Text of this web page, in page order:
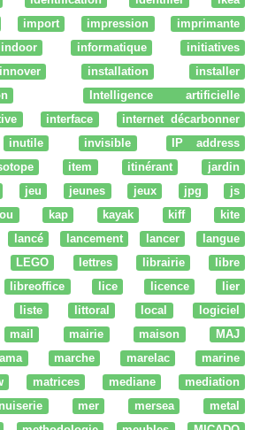
import impression
imprimante
indoor informatique
initiatives
innover installation
installer
Intelligence artificielle
interface
internet décarbonner
inutile invisible
IP address
item itinérant
jardin
jeu jeunes jeux jpg
js
kap kayak kiff
kite
lancé lancement lancer
langue
LEGO lettres librairie
libre
libreoffice lice licence
lier
liste littoral local
logiciel
mail mairie maison
MAJ
marche marelac
marine
matrices mediane
mediation
mer mersea
metal